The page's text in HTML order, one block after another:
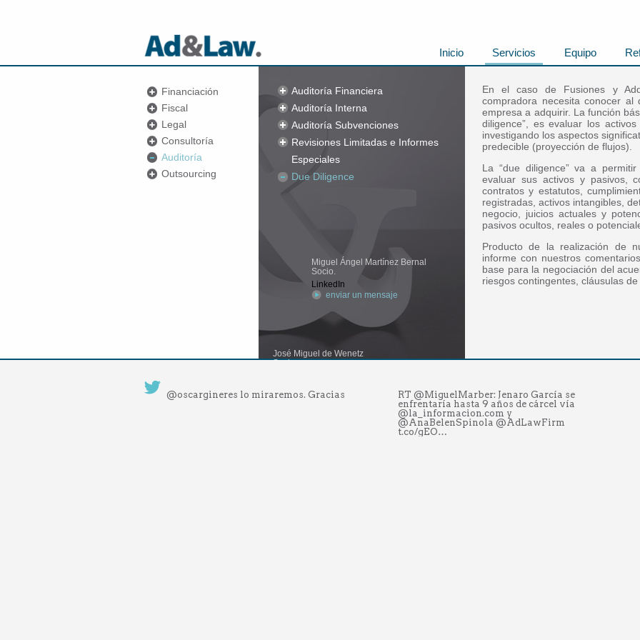
Inicio Servicios Equipo
Financiación
Fiscal
Legal
Consultoría
Auditoría
Outsourcing
Auditoría Financiera
Auditoría Interna
Auditoría Subvenciones
Revisiones Limitadas e Informes
Especiales
Due Diligence
Miguel Ángel Martínez Bernal
Socio.
LinkedIn
enviar un mensaje
José Miguel de Wenetz
Socio.
target="_blank">LinkedIn
En el caso de Fusiones y
compradora necesita conocer
empresa a adquirir. La función
diligence”, es evaluar los
investigando los aspectos
predecible (proyección de flujos).
La “due diligence” va a
evaluar sus activos y pasivos,
contratos y estatutos,
registradas, activos intangibles,
negocio, juicios actuales y
pasivos ocultos, reales o
Producto de la realización de
informe con nuestros
base para la negociación del
riesgos contingentes, cláusulas
@oscargineres lo miraremos. Gracias
RT @MiguelMarber: Jenaro García se
enfrentaría hasta 9 años de cárcel vía
@la_informacion.com y
@AnaBelenSpinola @AdLawFirm
t.co/gEO…